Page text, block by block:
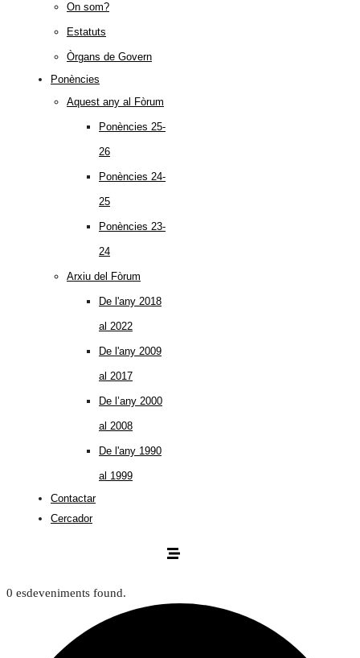
On som?
Estatuts
Òrgans de Govern
Ponències
Aquest any al Fòrum
Ponències 25-
26
Ponències 24-
25
Ponències 23-
24
Arxiu del Fòrum
De l'any 2018
al 2022
De l'any 2009
al 2017
De l’any 2000
al 2008
De l'any 1990
al 1999
Contactar
Cercador
0 esdeveniments found.